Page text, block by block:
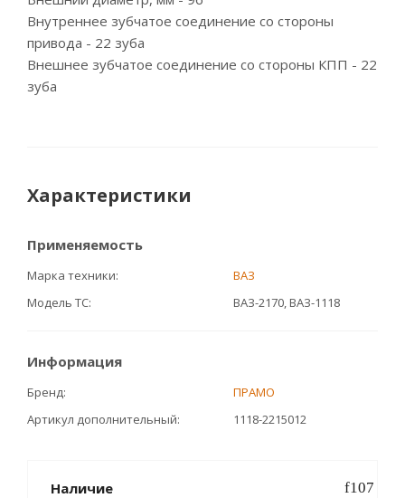
Внутреннее зубчатое соединение со стороны
привода - 22 зуба
Внешнее зубчатое соединение со стороны КПП - 22
зуба
Характеристики
Применяемость
Марка техники
ВАЗ
Модель ТС
ВАЗ-2170, ВАЗ-1118
Информация
Бренд
ПРАМО
Артикул дополнительный
1118-2215012
Наличие